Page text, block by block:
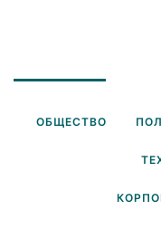
ОБЩЕСТВО